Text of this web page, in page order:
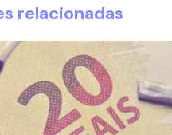
relacionadas